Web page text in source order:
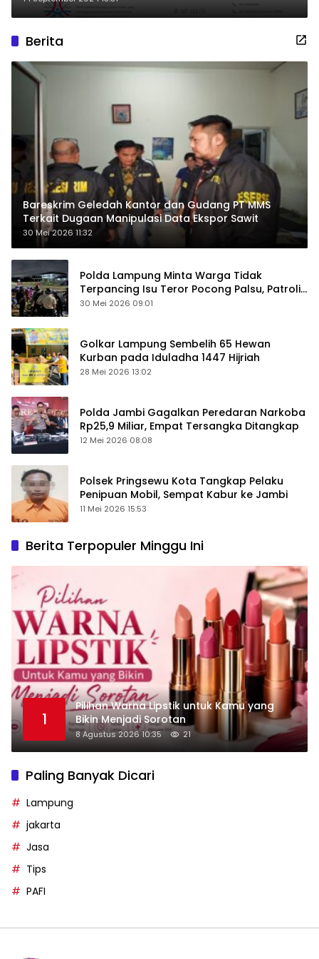
Akses Hasil
Berita
Bareskrim Geledah Kantor dan Gudang PT MMS
Terkait Dugaan Manipulasi Data Ekspor Sawit
30 Mei 2026 11:32
Polda Lampung Minta Warga Tidak
Terpancing Isu Teror Pocong Palsu, Patroli
Keamanan Ditingkatkan
30 Mei 2026 09:01
Golkar Lampung Sembelih 65 Hewan
Kurban pada Iduladha 1447 Hijriah
28 Mei 2026 13:02
Polda Jambi Gagalkan Peredaran Narkoba
Rp25,9 Miliar, Empat Tersangka Ditangkap
12 Mei 2026 08:08
Polsek Pringsewu Kota Tangkap Pelaku
Penipuan Mobil, Sempat Kabur ke Jambi
11 Mei 2026 15:53
Berita Terpopuler Minggu Ini
1
Pilihan Warna Lipstik untuk Kamu yang
Bikin Menjadi Sorotan
8 Agustus 2026 10:35 21
Paling Banyak Dicari
Lampung
jakarta
Jasa
Tips
PAFI